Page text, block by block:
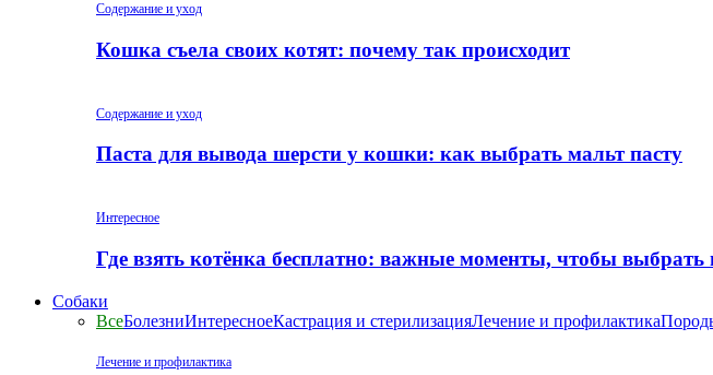
Содержание и уход
Кошка съела своих котят: почему так происходит
Содержание и уход
Паста для вывода шерсти у кошки: как выбрать мальт пасту
Интересное
Где взять котёнка бесплатно: важные моменты, чтобы выбрать
Собаки
ВсеБолезниИнтересноеКастрация и стерилизацияЛечение и профилактика
Лечение и профилактика